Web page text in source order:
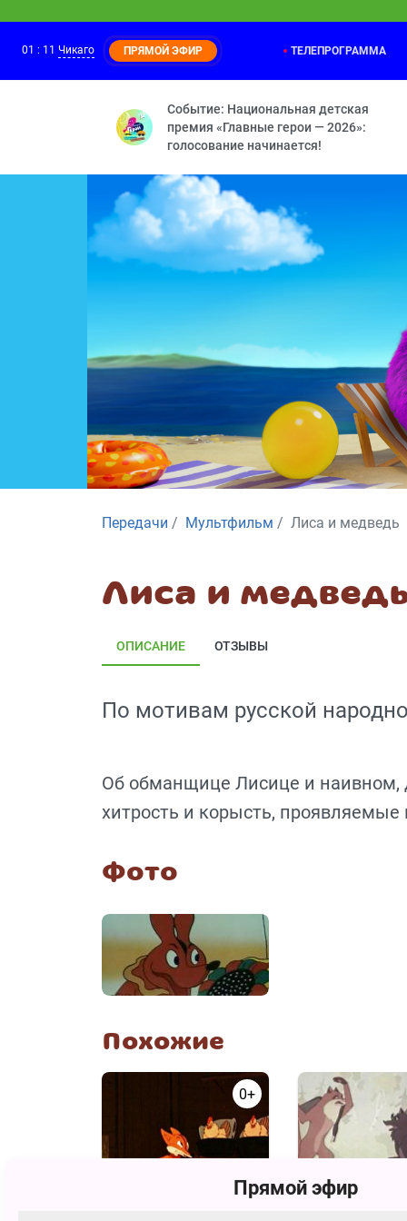
24:30
Маша и Медведь
Мохнатые качели — Кое-кто в
01 : 11 Чикаго ПРЯМОЙ ЭФИР ТЕЛЕПРОГРАММА
Событие: Национальная детская
премия «Главные герои — 2026»:
голосование начинается!
Передачи Мультфильм Лиса и медведь
Лиса и
ОПИСАНИЕ ОТЗЫВЫ
По мотивам русской
Об обманщице Лисице и наивном,
хитрость и корысть, проявляемые
Фото
Похожие
0+
Прямой эфир